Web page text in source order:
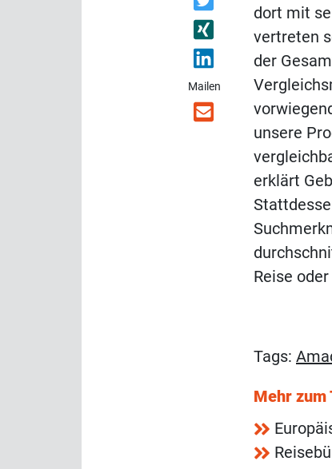
Mailen
dort mit
vertreten
der
unsere
erklärt
Reise
Tags:
Mehr zum